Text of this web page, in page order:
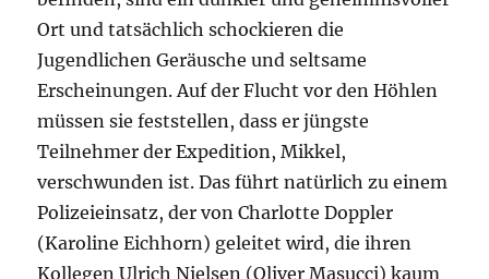
Ort und tatsächlich schockieren die
Jugendlichen Geräusche und seltsame
Erscheinungen. Auf der Flucht vor den Höhlen
müssen sie feststellen, dass er jüngste
Teilnehmer der Expedition, Mikkel,
verschwunden ist. Das führt natürlich zu einem
Polizeieinsatz, der von Charlotte Doppler
(Karoline Eichhorn) geleitet wird, die ihren
Kollegen Ulrich Nielsen (Oliver Masucci) kaum